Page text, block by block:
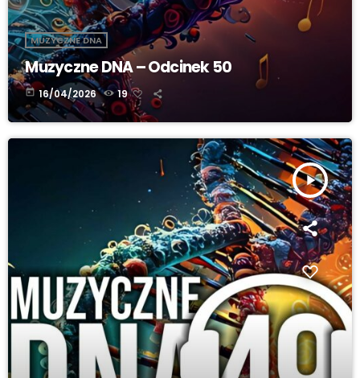
MUZYCZNE DNA
Muzyczne DNA – Odcinek 50
today 16/04/2026 19
play_arrow